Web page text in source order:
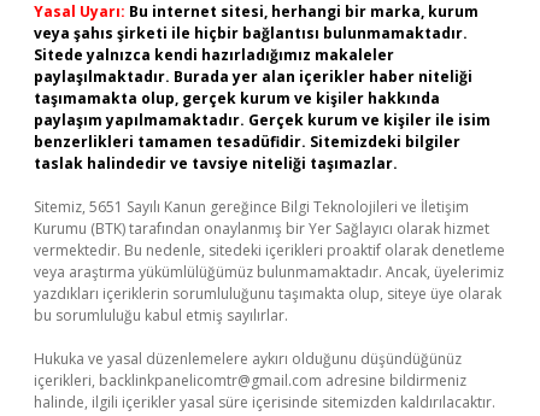
Yasal Uyarı: Bu internet sitesi, herhangi bir marka, kurum
veya şahıs şirketi ile hiçbir bağlantısı bulunmamaktadır.
Sitede yalnızca kendi hazırladığımız makaleler
paylaşılmaktadır. Burada yer alan içerikler haber niteliği
taşımamakta olup, gerçek kurum ve kişiler hakkında
paylaşım yapılmamaktadır. Gerçek kurum ve kişiler ile isim
benzerlikleri tamamen tesadüfidir. Sitemizdeki bilgiler
taslak halindedir ve tavsiye niteliği taşımazlar.
Sitemiz, 5651 Sayılı Kanun gereğince Bilgi Teknolojileri ve İletişim
Kurumu (BTK) tarafından onaylanmış bir Yer Sağlayıcı olarak hizmet
vermektedir. Bu nedenle, sitedeki içerikleri proaktif olarak denetleme
veya araştırma yükümlülüğümüz bulunmamaktadır. Ancak, üyelerimiz
yazdıkları içeriklerin sorumluluğunu taşımakta olup, siteye üye olarak
bu sorumluluğu kabul etmiş sayılırlar.
Hukuka ve yasal düzenlemelere aykırı olduğunu düşündüğünüz
içerikleri, backlinkpanelicomtr@gmail.com adresine bildirmeniz
halinde, ilgili içerikler yasal süre içerisinde sitemizden kaldırılacaktır.